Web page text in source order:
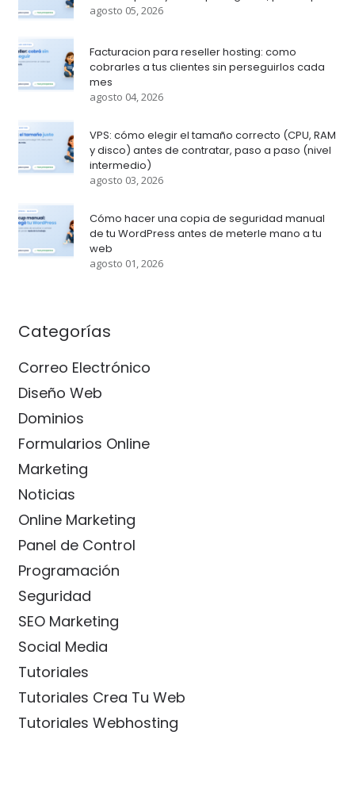
agosto 05, 2026
Facturacion para reseller hosting: como
cobrarles a tus clientes sin perseguirlos cada
mes
agosto 04, 2026
VPS: cómo elegir el tamaño correcto (CPU, RAM
y disco) antes de contratar, paso a paso (nivel
intermedio)
agosto 03, 2026
Cómo hacer una copia de seguridad manual
de tu WordPress antes de meterle mano a tu
web
agosto 01, 2026
Categorías
Correo Electrónico
Diseño Web
Dominios
Formularios Online
Marketing
Noticias
Online Marketing
Panel de Control
Programación
Seguridad
SEO Marketing
Social Media
Tutoriales
Tutoriales Crea Tu Web
Tutoriales Webhosting